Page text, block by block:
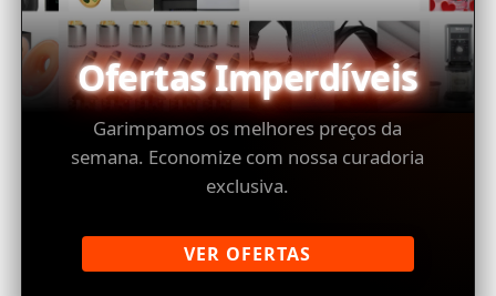
Ofertas Imperdíveis
Garimpamos os melhores preços da
semana. Economize com nossa curadoria
exclusiva.
VER OFERTAS